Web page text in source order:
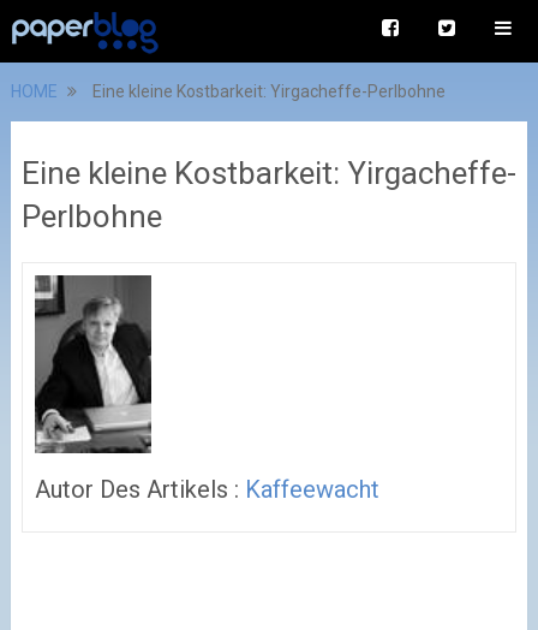
HOME Eine kleine Kostbarkeit: Yirgacheffe-Perlbohne
Eine kleine Kostbarkeit: Yirgacheffe-
Perlbohne
Autor Des Artikels : Kaffeewacht